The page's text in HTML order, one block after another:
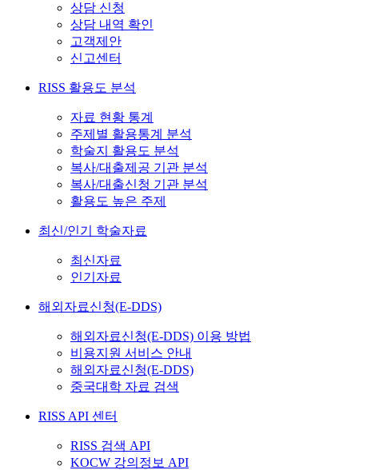
상담 신청
상담 내역 확인
고객제안
신고센터
RISS 활용도 분석
자료 현황 통계
주제별 활용통계 분석
학술지 활용도 분석
복사/대출제공 기관 분석
복사/대출신청 기관 분석
활용도 높은 주제
최신/인기 학술자료
최신자료
인기자료
해외자료신청(E-DDS)
해외자료신청(E-DDS) 이용 방법
비용지원 서비스 안내
해외자료신청(E-DDS)
중국대학 자료 검색
RISS API 센터
RISS 검색 API
KOCW 강의정보 API